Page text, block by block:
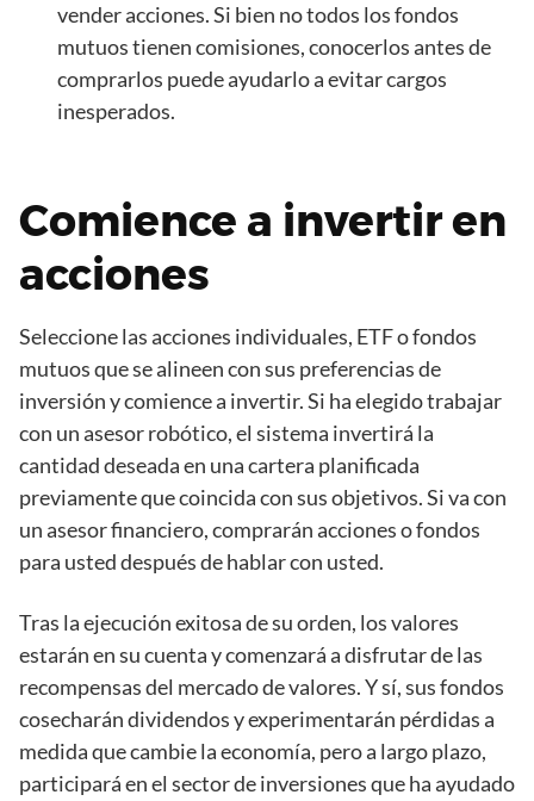
vender acciones. Si bien no todos los fondos
mutuos tienen comisiones, conocerlos antes de
comprarlos puede ayudarlo a evitar cargos
inesperados.
Comience a invertir en
acciones
Seleccione las acciones individuales, ETF o fondos
mutuos que se alineen con sus preferencias de
inversión y comience a invertir. Si ha elegido trabajar
con un asesor robótico, el sistema invertirá la
cantidad deseada en una cartera planificada
previamente que coincida con sus objetivos. Si va con
un asesor financiero, comprarán acciones o fondos
para usted después de hablar con usted.
Tras la ejecución exitosa de su orden, los valores
estarán en su cuenta y comenzará a disfrutar de las
recompensas del mercado de valores. Y sí, sus fondos
cosecharán dividendos y experimentarán pérdidas a
medida que cambie la economía, pero a largo plazo,
participará en el sector de inversiones que ha ayudado